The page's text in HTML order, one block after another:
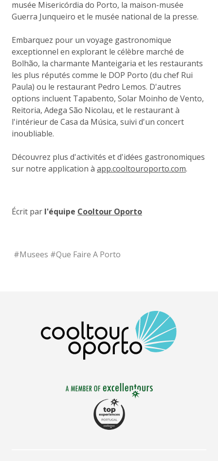
musée Misericórdia do Porto, la maison-musée
Guerra Junqueiro et le musée national de la presse.
Embarquez pour un voyage gastronomique
exceptionnel en explorant le célèbre marché de
Bolhão, la charmante Manteigaria et les restaurants
les plus réputés comme le DOP Porto (du chef Rui
Paula) ou le restaurant Pedro Lemos. D'autres
options incluent Tapabento, Solar Moinho de Vento,
Reitoria, Adega São Nicolau, et le restaurant à
l'intérieur de Casa da Música, suivi d'un concert
inoubliable.
Découvrez plus d'activités et d'idées gastronomiques
sur notre application à app.cooltouroporto.com.
Écrit par l'équipe Cooltour Oporto
#Musees #Que Faire A Porto